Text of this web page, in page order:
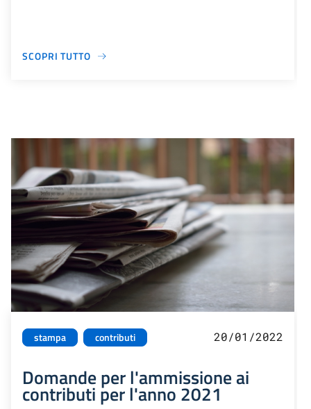
SCOPRI TUTTO
stampa contributi 20/01/2022
Domande per l'ammissione ai
contributi per l'anno 2021